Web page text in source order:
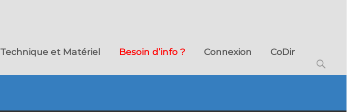
Technique et Matériel Besoin d’info ? Connexion CoDir
Search